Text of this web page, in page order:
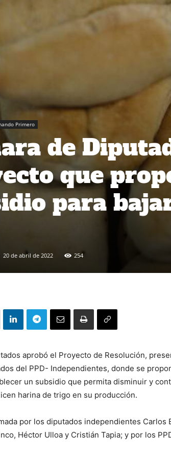
Primero
de
que
para
20 de abril de 2022 254
aprobó el Proyecto de Resolución,
del PPD- Independientes, donde se
un subsidio que permita disminuir y
harina de trigo en su producción.
por los diputados independientes Carlos
Héctor Ulloa y Cristián Tapia; y por los